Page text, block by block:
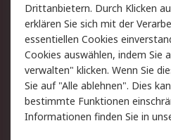
Rechtliches
AGB
Cookie-Richtlinie
Copyright/Impressum
Über RS
Drittanbietern. Durch Klicken
erklären Sie sich mit der
essentiellen Cookies
Cookies auswählen, indem Sie
verwalten" klicken. Wenn Sie
Sie auf "Alle ablehnen". Dies
bestimmte Funktionen
Informationen finden Sie in